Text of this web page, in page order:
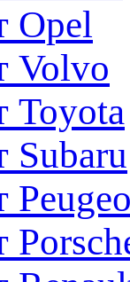
Opel
Volvo
Toyota
Subaru